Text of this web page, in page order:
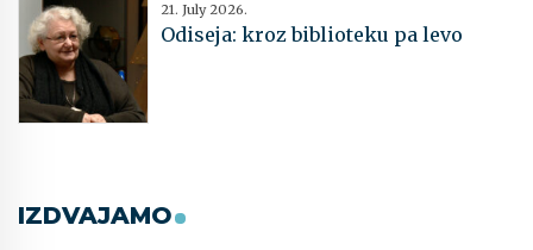
21. July 2026.
Odiseja: kroz biblioteku pa levo
IZDVAJAMO